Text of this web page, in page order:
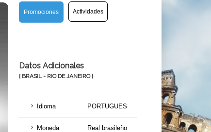
Promociones Actividades
Datos Adicionales
[ BRASIL - RIO DE JANEIRO ]
Idioma PORTUGUES
Moneda Real brasileño